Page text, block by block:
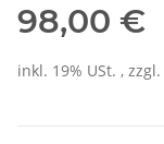
98,00 €
inkl. 19% USt. , zzgl.